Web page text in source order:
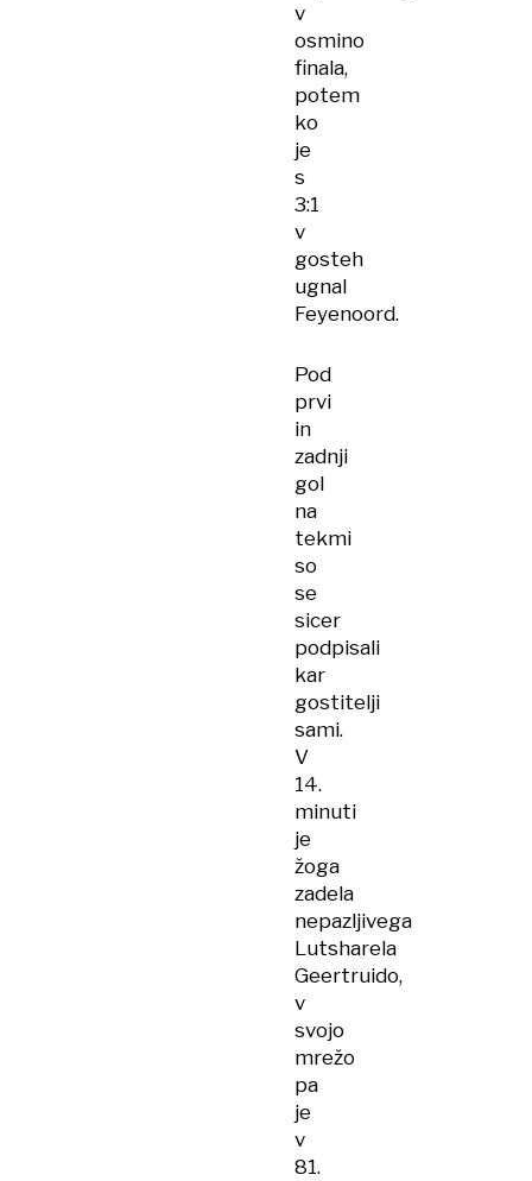
v
osmino
finala,
potem
ko
je
s
3:1
v
gosteh
ugnal
Feyenoord.
Pod
prvi
in
zadnji
gol
na
tekmi
so
se
sicer
podpisali
kar
gostitelji
sami.
V
14.
minuti
je
žoga
zadela
nepazljivega
Lutsharela
Geertruido,
v
svojo
mrežo
pa
je
v
81.